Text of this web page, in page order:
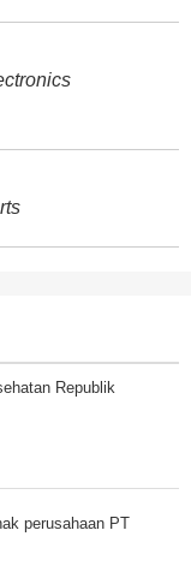
Republik
perusahaan PT